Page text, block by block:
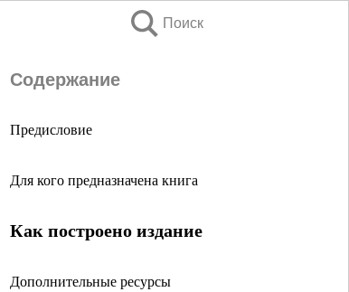
Поиск
Содержание
Предисловие
Для кого предназначена книга
Как построено издание
Дополнительные ресурсы